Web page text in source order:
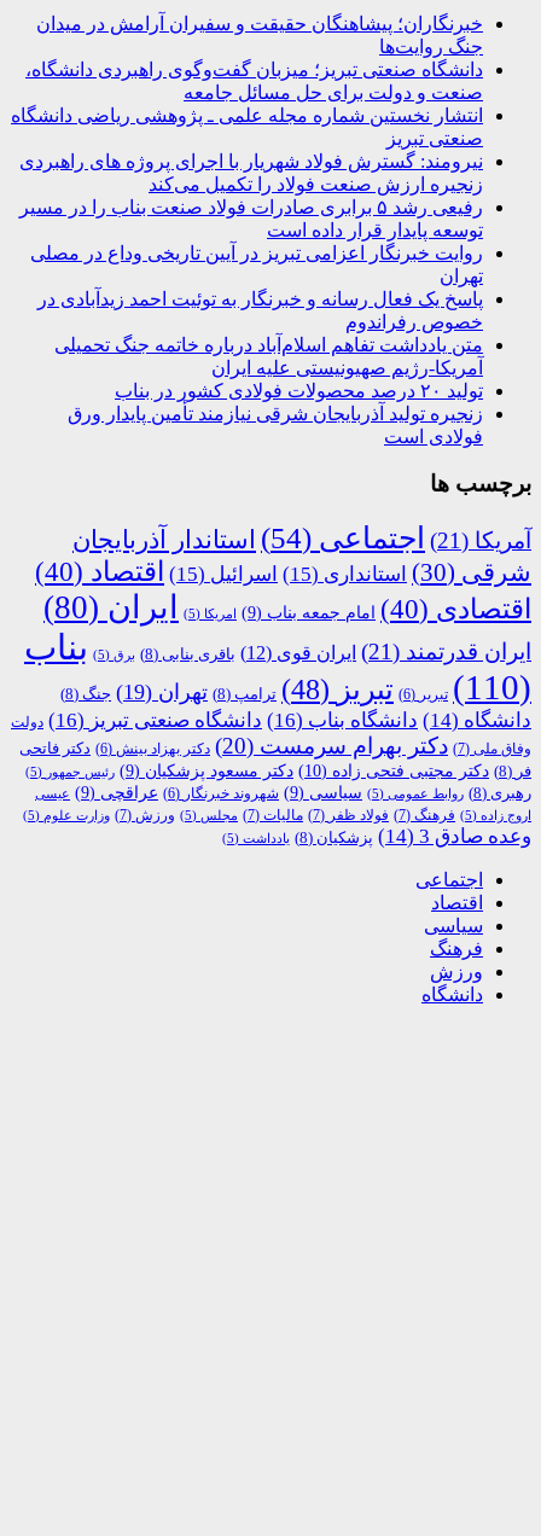
خبرنگاران؛ پیشاهنگان حقیقت و سفیران آرامش در میدان
جنگ روایت‌ها
دانشگاه صنعتی تبریز؛ میزبان گفت‌وگوی راهبردی دانشگاه،
صنعت و دولت برای حل مسائل جامعه
انتشار نخستین شماره مجله علمی ـ پژوهشی ریاضی دانشگاه
صنعتی تبریز
نیرومند: گسترش فولاد شهریار با اجرای پروژه های راهبردی
زنجیره ارزش صنعت فولاد را تکمیل می‌کند
رفیعی رشد ۵ برابری صادرات فولاد صنعت بناب را در مسیر
توسعه پایدار قرار داده است
روایت خبرنگار اعزامی تبریز در آیین تاریخی وداع در مصلی
تهران
پاسخ یک فعال رسانه و خبرنگار به توئیت احمد زیدآبادی در
خصوص رفراندوم
متن یادداشت تفاهم اسلام‌آباد درباره خاتمه جنگ تحمیلی
آمریکا-رژیم صهیونیستی علیه ایران
تولید ۲۰ درصد محصولات فولادی کشور در بناب
زنجیره تولید آذربایجان شرقی نیازمند تأمین پایدار ورق
فولادی است
برچسب ها
آمریکا (21) اجتماعی (54)
استاندار آذربایجان
شرقی (30) استانداری (15) اسرائیل (15) اقتصاد (40)
اقتصادی (40) امام جمعه بناب (9) امریکا (5) ایران (80)
ایران قدرتمند (21) ایران قوی (12) باقری بنابی (8) برق (5)
بناب
(110)
تبریر (6) تبریز (48) ترامپ (8) تهران (19) جنگ (8)
دانشگاه (14) دانشگاه بناب (16) دانشگاه صنعتی تبریز (16)
دولت
وفاق ملی (7) دکتر بهرام سرمست (20) دکتر بهزاد بینش (6)
دکتر فاتحی
فر (8) دکتر مجتبی فتحی زاده (10) دکتر مسعود پزشکیان (9) رئیس جمهور (5)
رهبری (8) روابط عمومی (5) سیاسی (9) شهروند خبرنگار (6) عراقچی (9)
عیسی
اروج زاده (5) فرهنگ (7) فولاد ظفر (7) مالیات (7) مجلس (5) ورزش (7) وزارت علوم (5)
وعده صادق 3 (14) پزشکیان (8) یادداشت (5)
اجتماعی
اقتصاد
سیاسی
فرهنگ
ورزش
دانشگاه